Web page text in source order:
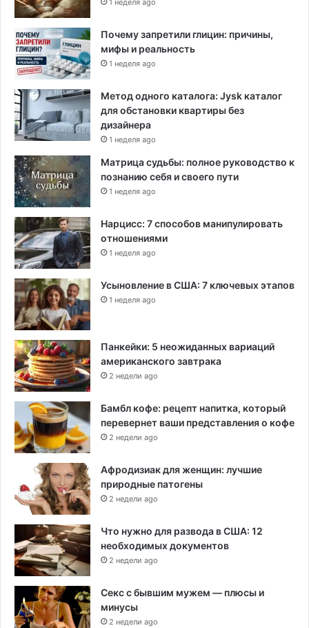
1 неделя ago
Почему запретили глицин: причины,
мифы и реальность
1 неделя ago
Метод одного каталога: Jysk каталог
для обстановки квартиры без
дизайнера
1 неделя ago
Матрица судьбы: полное руководство к
познанию себя и своего пути
1 неделя ago
Нарцисс: 7 способов манипулировать
отношениями
1 неделя ago
Усыновление в США: 7 ключевых этапов
1 неделя ago
Панкейки: 5 неожиданных вариаций
американского завтрака
2 недели ago
Бамбл кофе: рецепт напитка, который
перевернет ваши представления о кофе
2 недели ago
Афродизиак для женщин: лучшие
природные патогены
2 недели ago
Что нужно для развода в США: 12
необходимых документов
2 недели ago
Секс с бывшим мужем — плюсы и
минусы
2 недели ago